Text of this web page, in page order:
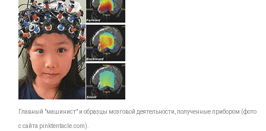
Главный "машинист" и образцы мозговой деятельности, полученные прибором (фото
с сайта pinktentacle.com).